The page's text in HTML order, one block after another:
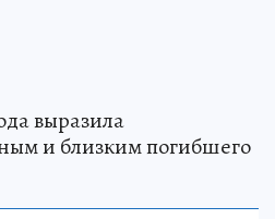
выразила
и близким погибшего